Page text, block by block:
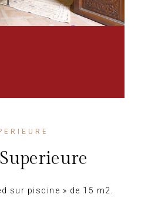
sur piscine » de 15 m2.